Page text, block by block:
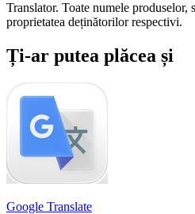
Translator. Toate numele produselor,
proprietatea deținătorilor respectivi.
Ți-ar putea plăcea și
Google Translate